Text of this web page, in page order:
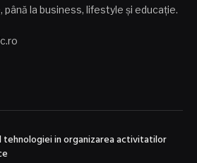
la business, lifestyle și educație.
tehnologiei in organizarea activitatilor